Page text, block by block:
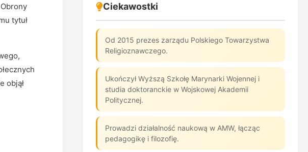
tytuł
objął
Ciekawostki
Od 2015 prezes zarządu Polskiego Towarzystwa
Religioznawczego.
Ukończył Wyższą Szkołę Marynarki Wojennej i
studia doktoranckie w Wojskowej Akademii
Politycznej.
Prowadzi działalność naukową w AMW, łącząc
pedagogikę i filozofię.